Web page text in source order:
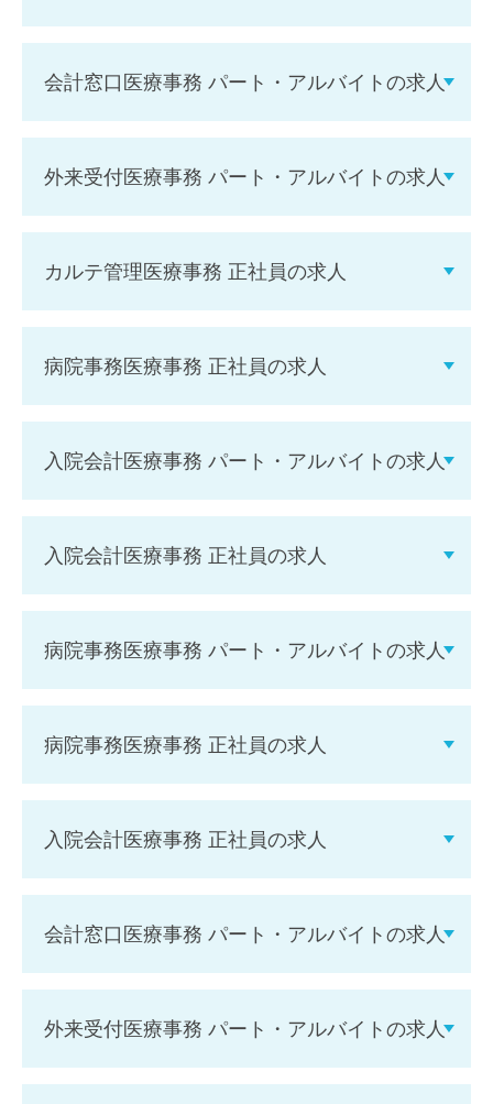
会計窓口医療事務 パート・アルバイトの求人
外来受付医療事務 パート・アルバイトの求人
カルテ管理医療事務 正社員の求人
病院事務医療事務 正社員の求人
入院会計医療事務 パート・アルバイトの求人
入院会計医療事務 正社員の求人
病院事務医療事務 パート・アルバイトの求人
病院事務医療事務 正社員の求人
入院会計医療事務 正社員の求人
会計窓口医療事務 パート・アルバイトの求人
外来受付医療事務 パート・アルバイトの求人